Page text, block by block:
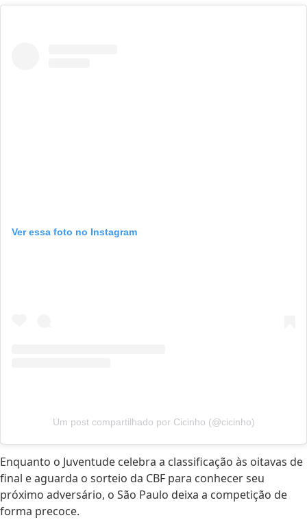
Ver essa foto no Instagram
Um post compartilhado por Cicinho (@cicinho)
Enquanto o Juventude celebra a classificação às oitavas de
final e aguarda o sorteio da CBF para conhecer seu
próximo adversário, o São Paulo deixa a competição de
forma precoce.